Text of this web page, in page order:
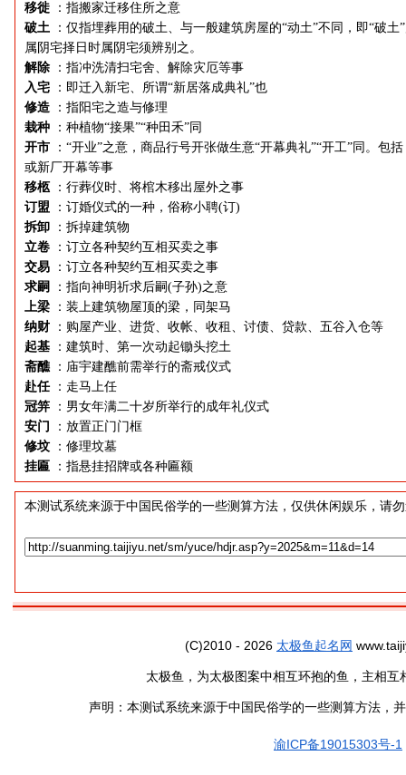
移徙
：指搬家迁移住所之意
破土
：仅指埋葬用的破土、与一般建筑房屋的“动土”不同，即“破
属阴宅择日时属阴宅须辨别之。
解除
：指冲洗清扫宅舍、解除灾厄等事
入宅
：即迁入新宅、所谓“新居落成典礼”也
修造
：指阳宅之造与修理
栽种
：种植物“接果”“种田禾”同
开市
：“开业”之意，商品行号开张做生意“开幕典礼”“开工”同。
或新厂开幕等事
移柩
：行葬仪时、将棺木移出屋外之事
订盟
：订婚仪式的一种，俗称小聘(订)
拆卸
：拆掉建筑物
立卷
：订立各种契约互相买卖之事
交易
：订立各种契约互相买卖之事
求嗣
：指向神明祈求后嗣(子孙)之意
上梁
：装上建筑物屋顶的梁，同架马
纳财
：购屋产业、进货、收帐、收租、讨债、贷款、五谷入仓等
起基
：建筑时、第一次动起锄头挖土
斋醮 ：庙宇建醮前需举行的斋戒仪式
赴任 ：走马上任
冠笄
：男女年满二十岁所举行的成年礼仪式
安门
：放置正门门框
修坟
：修理坟墓
挂匾
：指悬挂招牌或各种匾额
本测试系统来源于中国民俗学的一些测算方法，仅供休闲娱乐，请
(C)2010 - 2026 太极鱼起名网
太极鱼，为太极图案中相互环抱的鱼，主相
声明：本测试系统来源于中国民俗学的一些测算方法，
渝ICP备19015303号-1